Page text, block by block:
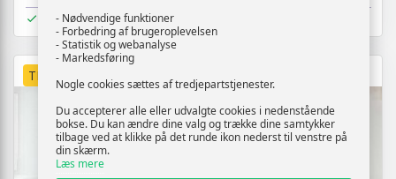
På lager
TILBUD TILBUD
- Nødvendige funktioner
- Forbedring af brugeroplevelsen
- Statistik og webanalyse
- Markedsføring
Nogle cookies sættes af tredjepartstjenester.
Du accepterer alle eller udvalgte cookies i nedenstående
bokse. Du kan ændre dine valg og trække dine samtykker
tilbage ved at klikke på det runde ikon nederst til venstre på
din skærm.
Læs mere